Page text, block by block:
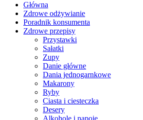
Główna
Zdrowe odżywianie
Poradnik konsumenta
Zdrowe przepisy
Przystawki
Sałatki
Zupy
Danie główne
Dania jednogarnkowe
Makarony
Ryby
Ciasta i ciesteczka
Desery
Alkohole i napoje